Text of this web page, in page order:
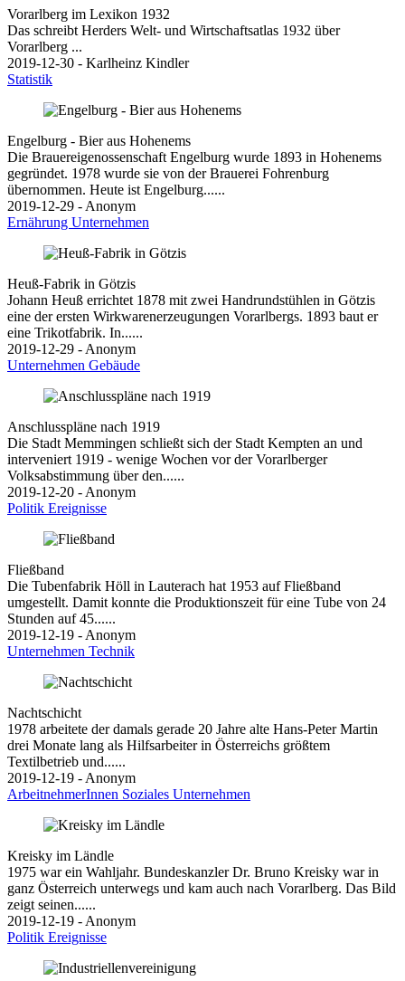
Vorarlberg im Lexikon 1932
Das schreibt Herders Welt- und Wirtschaftsatlas 1932 über
Vorarlberg ...
2019-12-30 - Karlheinz Kindler
Statistik
Engelburg - Bier aus Hohenems
Die Brauereigenossenschaft Engelburg wurde 1893 in Hohenems
gegründet. 1978 wurde sie von der Brauerei Fohrenburg
übernommen. Heute ist Engelburg......
2019-12-29 - Anonym
Ernährung Unternehmen
Heuß-Fabrik in Götzis
Johann Heuß errichtet 1878 mit zwei Handrundstühlen in Götzis
eine der ersten Wirkwarenerzeugungen Vorarlbergs. 1893 baut er
eine Trikotfabrik. In......
2019-12-29 - Anonym
Unternehmen Gebäude
Anschlusspläne nach 1919
Die Stadt Memmingen schließt sich der Stadt Kempten an und
interveniert 1919 - wenige Wochen vor der Vorarlberger
Volksabstimmung über den......
2019-12-20 - Anonym
Politik Ereignisse
Fließband
Die Tubenfabrik Höll in Lauterach hat 1953 auf Fließband
umgestellt. Damit konnte die Produktionszeit für eine Tube von 24
Stunden auf 45......
2019-12-19 - Anonym
Unternehmen Technik
Nachtschicht
1978 arbeitete der damals gerade 20 Jahre alte Hans-Peter Martin
drei Monate lang als Hilfsarbeiter in Österreichs größtem
Textilbetrieb und......
2019-12-19 - Anonym
ArbeitnehmerInnen Soziales Unternehmen
Kreisky im Ländle
1975 war ein Wahljahr. Bundeskanzler Dr. Bruno Kreisky war in
ganz Österreich unterwegs und kam auch nach Vorarlberg. Das Bild
zeigt seinen......
2019-12-19 - Anonym
Politik Ereignisse